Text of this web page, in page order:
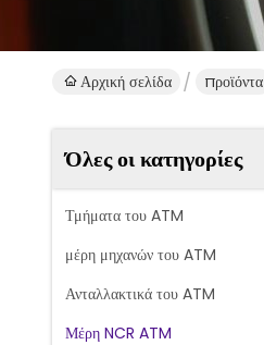
Αρχική σελίδα προϊόντα
Όλες οι κατηγορίες
Τμήματα του ATM
μέρη μηχανών του ATM
Ανταλλακτικά του ATM
Μέρη NCR ATM